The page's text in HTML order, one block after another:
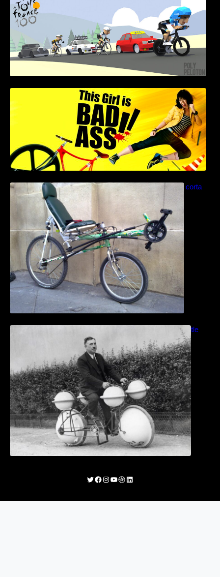
This Girl Is Badass – Escena lucha en bici
Como construir una bicicleta reclinada corta
paso a paso
Bicicletas anfibias: Del Cyclomer al Shuttle
Bike Kit
Twitter
Facebook
Instagram
YouTube
Dribbble
LinkedIn